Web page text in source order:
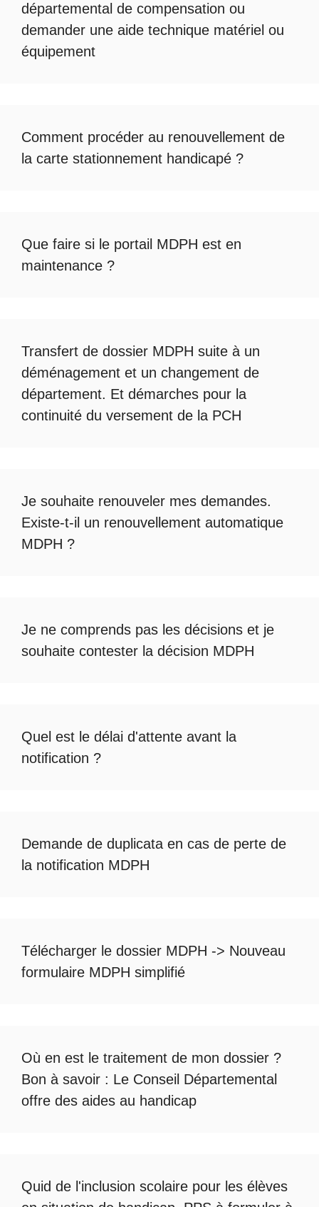
départemental de compensation ou
demander une aide technique matériel ou
équipement
Comment procéder au renouvellement de
la carte stationnement handicapé ?
Que faire si le portail MDPH est en
maintenance ?
Transfert de dossier MDPH suite à un
déménagement et un changement de
département. Et démarches pour la
continuité du versement de la PCH
Je souhaite renouveler mes demandes.
Existe-t-il un renouvellement automatique
MDPH ?
Je ne comprends pas les décisions et je
souhaite contester la décision MDPH
Quel est le délai d'attente avant la
notification ?
Demande de duplicata en cas de perte de
la notification MDPH
Télécharger le dossier MDPH -> Nouveau
formulaire MDPH simplifié
Où en est le traitement de mon dossier ?
Bon à savoir : Le Conseil Départemental
offre des aides au handicap
Quid de l'inclusion scolaire pour les élèves